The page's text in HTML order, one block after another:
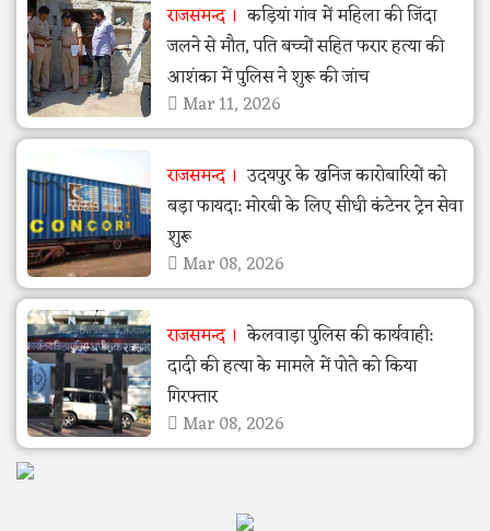
राजसमन्द
कड़ियां गांव में महिला की जिंदा
जलने से मौत, पति बच्चों सहित फरार हत्या की
आशंका में पुलिस ने शुरू की जांच
Mar 11, 2026
राजसमन्द
उदयपुर के खनिज कारोबारियों को
बड़ा फायदा: मोरबी के लिए सीधी कंटेनर ट्रेन सेवा
शुरू
Mar 08, 2026
राजसमन्द
केलवाड़ा पुलिस की कार्यवाही:
दादी की हत्या के मामले में पोते को किया
गिरफ्तार
Mar 08, 2026